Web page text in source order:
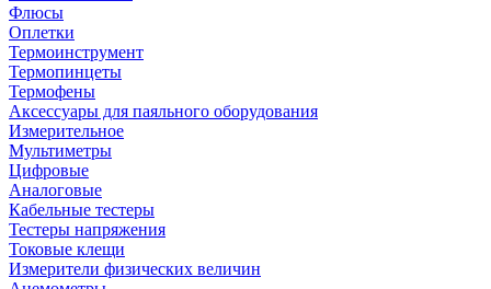
Флюсы
Оплетки
Термоинструмент
Термопинцеты
Термофены
Аксессуары для паяльного оборудования
Измерительное
Мультиметры
Цифровые
Аналоговые
Кабельные тестеры
Тестеры напряжения
Токовые клещи
Измерители физических величин